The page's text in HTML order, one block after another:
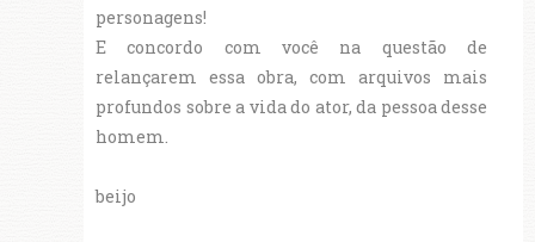
personagens!
E concordo com você na questão de
relançarem essa obra, com arquivos mais
profundos sobre a vida do ator, da pessoa desse
homem.
beijo